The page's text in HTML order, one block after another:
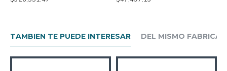
TAMBIEN TE PUEDE INTERESAR DEL MISMO